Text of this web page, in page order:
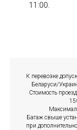
11:00.
К перевозке
Беларуси/
Стоимость
Багаж свыше
при